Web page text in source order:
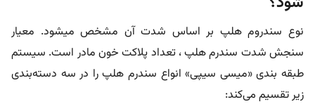
نوع سندروم هلپ بر اساس شدت آن مشخص می‎شود. معیار
سنجش شدت سندرم هلپ ، تعداد پلاکت خون مادر است. سیستم
طبقه بندی «میسی سیپی» انواع سندرم هلپ را در سه دسته‌بندی
زیر تقسیم می‌کند: